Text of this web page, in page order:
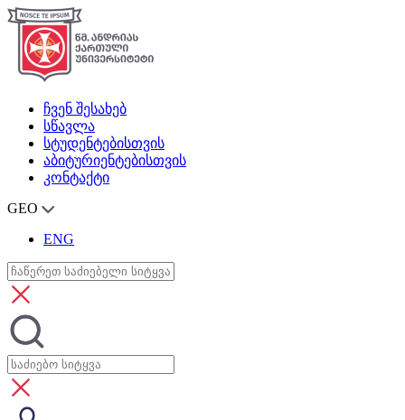
ჩვენ შესახებ
სწავლა
სტუდენტებისთვის
აბიტურიენტებისთვის
კონტაქტი
GEO
ENG